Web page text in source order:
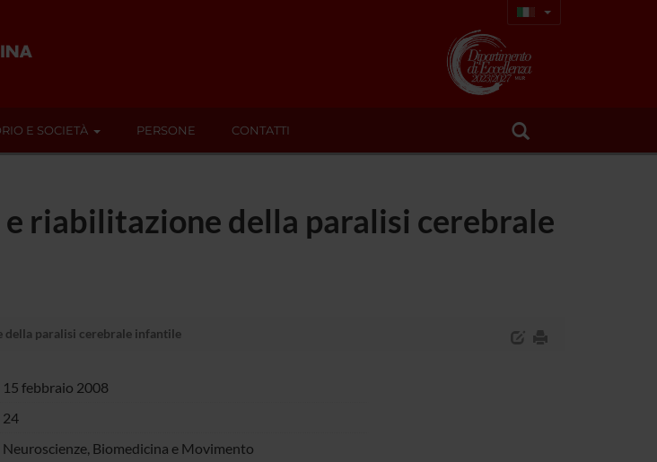
E SOCIETÀ PERSONE CONTATTI
riabilitazione della paralisi cerebrale
della paralisi cerebrale infantile
15 febbraio 2008
24
Neuroscienze, Biomedicina e Movimento